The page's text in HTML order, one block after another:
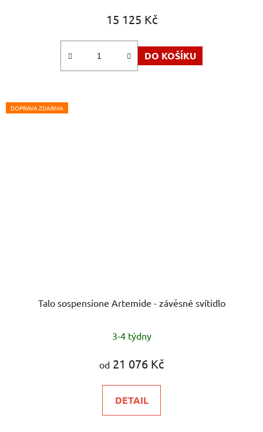
15 125 Kč
DO KOŠÍKU
DOPRAVA ZDARMA
Talo sospensione Artemide - závěsné svítidlo
3-4 týdny
od 21 076 Kč
DETAIL